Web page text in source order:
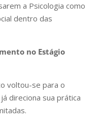
a Psicologia como
dentro das
no Estágio
voltou-se para o
direciona sua prática